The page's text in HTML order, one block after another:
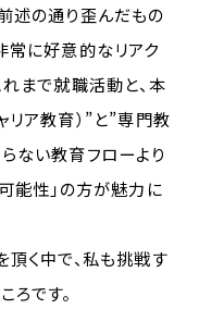
述の通り歪んだもの
常に好意的なリアク
まで就職活動と、本
ア教育）”と”専門教
ない教育フローより
能性」の方が魅力に
頂く中で、私も挑戦す
ろです。